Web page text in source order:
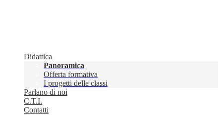
Didattica
Panoramica
Offerta formativa
I progetti delle classi
Parlano di noi
C.T.I.
Contatti